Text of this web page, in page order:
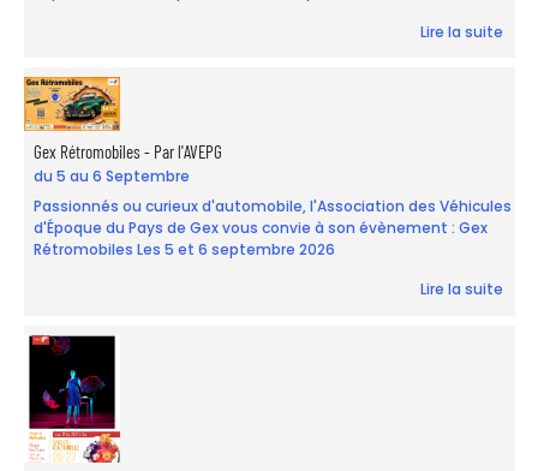
Lire la suite
Gex Rétromobiles - Par l'AVEPG
du 5 au 6 Septembre
Passionnés ou curieux d'automobile, l'Association des Véhicules
d'Époque du Pays de Gex vous convie à son évènement : Gex
Rétromobiles Les 5 et 6 septembre 2026
Lire la suite